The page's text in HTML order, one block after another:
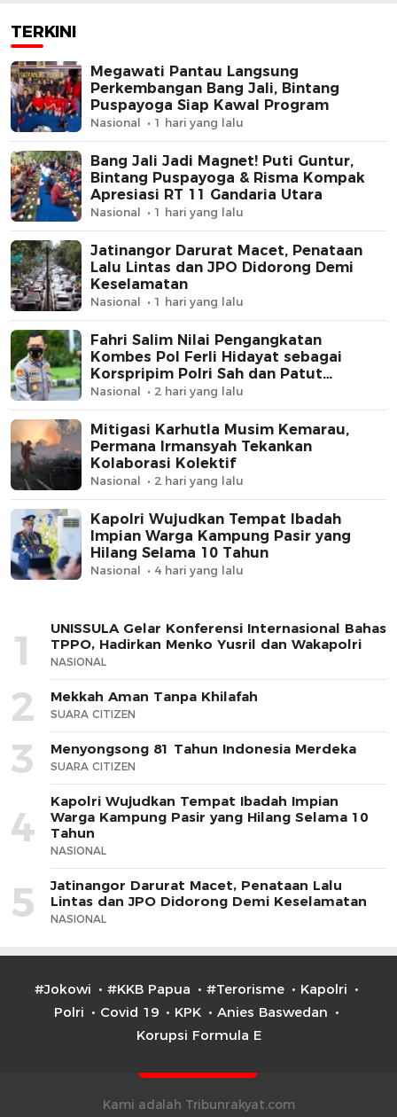
TERKINI
Megawati Pantau Langsung
Perkembangan Bang Jali, Bintang
Puspayoga Siap Kawal Program
Nasional 1 hari yang lalu
Bang Jali Jadi Magnet! Puti Guntur,
Bintang Puspayoga & Risma Kompak
Apresiasi RT 11 Gandaria Utara
Nasional 1 hari yang lalu
Jatinangor Darurat Macet, Penataan
Lalu Lintas dan JPO Didorong Demi
Keselamatan
Nasional 1 hari yang lalu
Fahri Salim Nilai Pengangkatan
Kombes Pol Ferli Hidayat sebagai
Korspripim Polri Sah dan Patut
Dihormati
Nasional 2 hari yang lalu
Mitigasi Karhutla Musim Kemarau,
Permana Irmansyah Tekankan
Kolaborasi Kolektif
Nasional 2 hari yang lalu
Kapolri Wujudkan Tempat Ibadah
Impian Warga Kampung Pasir yang
Hilang Selama 10 Tahun
Nasional 4 hari yang lalu
1
UNISSULA Gelar Konferensi Internasional Bahas
TPPO, Hadirkan Menko Yusril dan Wakapolri
NASIONAL
2 Mekkah Aman Tanpa Khilafah
SUARA CITIZEN
3 Menyongsong 81 Tahun Indonesia Merdeka
SUARA CITIZEN
4
Kapolri Wujudkan Tempat Ibadah Impian
Warga Kampung Pasir yang Hilang Selama 10
Tahun
NASIONAL
5
Jatinangor Darurat Macet, Penataan Lalu
Lintas dan JPO Didorong Demi Keselamatan
NASIONAL
#Jokowi #KKB Papua #Terorisme
Kapolri
Polri
Covid 19 KPK
Anies Baswedan
Korupsi Formula E
Kami adalah Tribunrakyat.com